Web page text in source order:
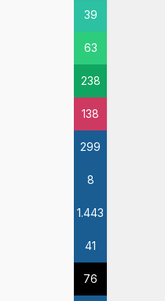
39
63
238
138
299
8
1.443
41
76